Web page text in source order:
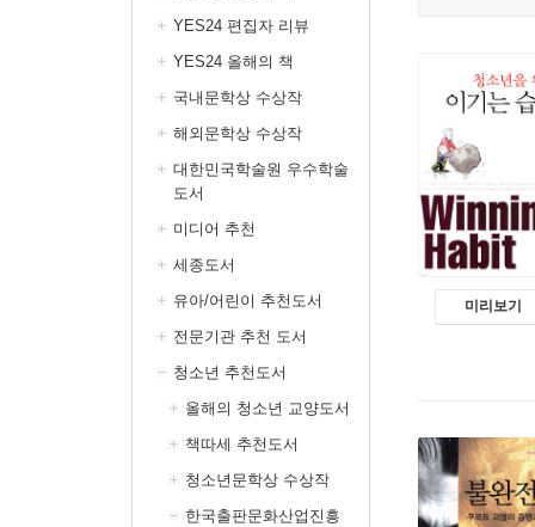
YES24 편집자 리뷰
YES24 올해의 책
국내문학상 수상작
해외문학상 수상작
대한민국학술원 우수학술
도서
미디어 추천
세종도서
유아/어린이 추천도서
전문기관 추천 도서
청소년 추천도서
올해의 청소년 교양도서
책따세 추천도서
청소년문학상 수상작
한국출판문화산업진흥
미리보기